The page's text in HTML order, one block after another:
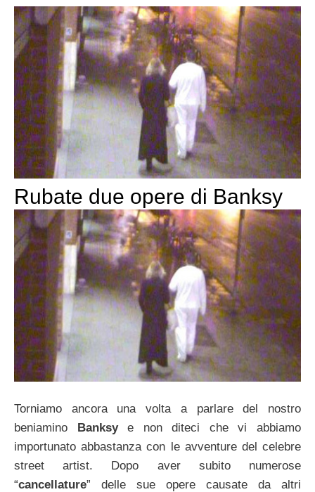
Rubate due opere di Banksy
Torniamo ancora una volta a parlare del nostro
beniamino Banksye non diteci che vi abbiamo
importunato abbastanza con le avventure del celebre
street artist. Dopo aver subito numerose
“cancellature” delle sue opere causate da altri